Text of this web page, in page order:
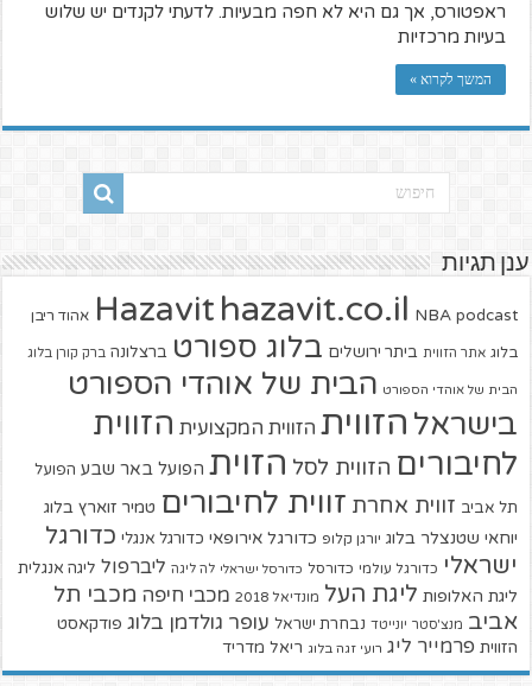
ראפטורס, אך גם היא לא חפה מבעיות. לדעתי לקנדים יש שלוש
בעיות מרכזיות
המשך לקרוא »
ענן תגיות
Hazavit hazavit.co.il NBA podcast אהוד ריבן
בלוג אתר הזווית ביתר ירושלים בלוג ספורט ברצלונה ברק קורן בלוג
הבית של אוהדי הספורט הבית של אוהדי הספורט
בישראל הזווית הזווית המקצועית הזווית
לחיבורים הזווית לסל הזוית הפועל באר שבע הפועל
תל אביב זווית אחרת זווית לחיבורים טמיר זוארץ בלוג
יוחאי שטנצלר בלוג יורגן קלופ כדורגל אירופאי כדורגל אנגלי כדורגל
ישראלי כדורגל עולמי כדורסל כדורסל ישראלי לה ליגה ליברפול ליגה אנגלית
ליגת האלופות ליגת העל מונדיאל 2018 מכבי חיפה מכבי תל
אביב מנצ'סטר יונייטד נבחרת ישראל עופר גולדמן בלוג פודקאסט
הזווית פרמייר ליג רועי זגה בלוג ריאל מדריד